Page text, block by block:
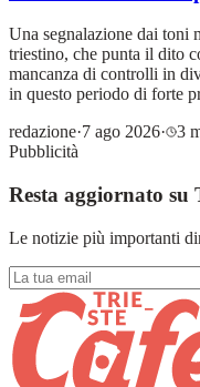
Una segnalazione dai toni
triestino, che punta il dito
mancanza di controlli in
in questo periodo di forte
redazione·7 ago 2026·
3
Pubblicità
Resta aggiornato su
Le notizie più importanti